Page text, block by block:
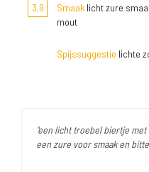
3,9 Smaak licht zure
mout
Spijssuggestie lichte
"een licht troebel biertje
een zure voor smaak en